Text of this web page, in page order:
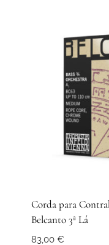
Corda para
Belcanto 3ª Lá
83,00 €